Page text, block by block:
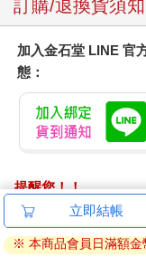
訂購/退換貨須知
加入金石堂 LINE 官
態：
提醒您！！
金石堂及銀行均不會
ATM提款機，請不要
立即結帳
※ 本商品會員日滿額金